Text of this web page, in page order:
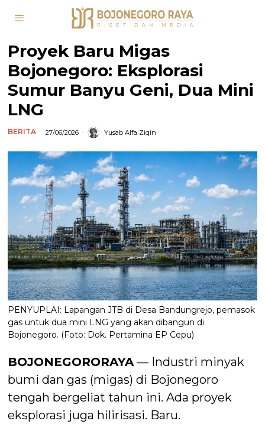
Proyek Baru Migas
Bojonegoro: Eksplorasi
Sumur Banyu Geni, Dua Mini
LNG
BERITA 27/06/2026 Yusab Alfa Ziqin
PENYUPLAI: Lapangan JTB di Desa Bandungrejo, pemasok
gas untuk dua mini LNG yang akan dibangun di
Bojonegoro. (Foto: Dok. Pertamina EP Cepu)
BOJONEGORORAYA— Industri minyak
bumi dan gas (migas) di Bojonegoro
tengah bergeliat tahun ini. Ada proyek
eksplorasi juga hilirisasi. Baru.